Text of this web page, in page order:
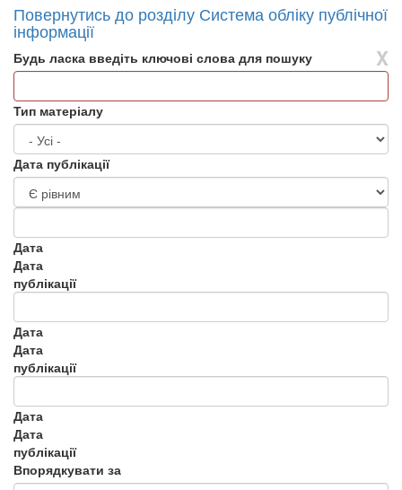
Повернутись до розділу Система обліку публічної
інформації
X
Будь ласка введіть ключові слова для пошуку
Тип матеріалу
Дата публікації
Дата
Дата
публікації
Дата
Дата
публікації
Дата
Дата
публікації
Впорядкувати за